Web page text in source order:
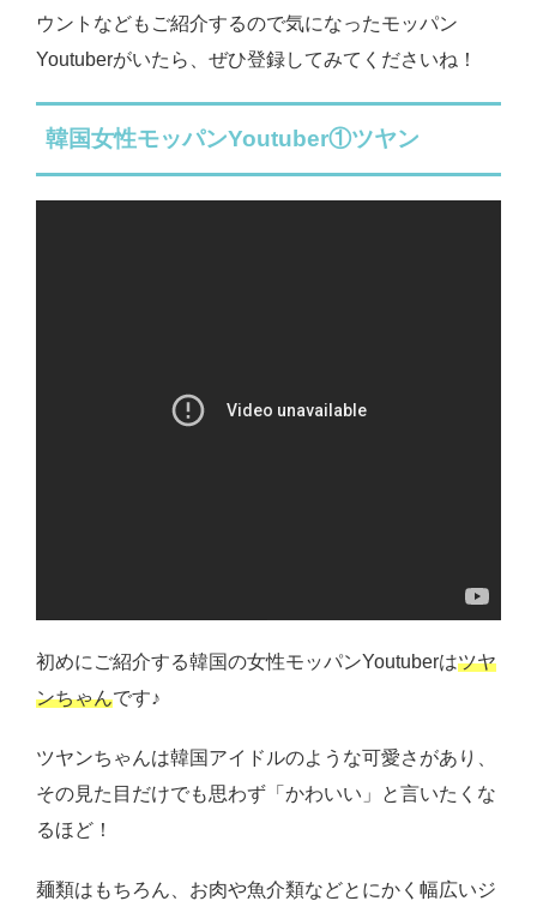
ウントなどもご紹介するので気になったモッパン
Youtuberがいたら、ぜひ登録してみてくださいね！
韓国女性モッパンYoutuber①ツヤン
初めにご紹介する韓国の女性モッパンYoutuberはツヤ
ンちゃんです♪
ツヤンちゃんは韓国アイドルのような可愛さがあり、
その見た目だけでも思わず「かわいい」と言いたくな
るほど！
麺類はもちろん、お肉や魚介類などとにかく幅広いジ